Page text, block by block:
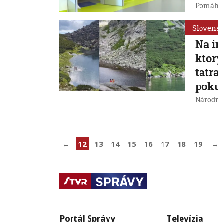
Na
← 12 13 14 15 16 17 18 19 →
Portál Správy Televízia